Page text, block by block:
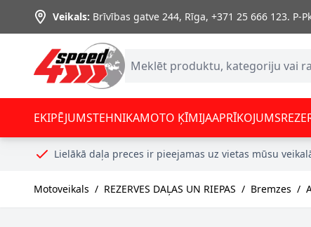
Skip to Content
Veikals: Brīvības gatve 244, Rīga, +371 25 666 123. P-
EKIPĒJUMSTEHNIKAMOTO ĶĪMIJAAPRĪKOJUMS
Lielākā daļa preces ir pieejamas uz vietas mūsu
Motoveikals / REZERVES DAĻAS UN RIEPAS / Bremzes /